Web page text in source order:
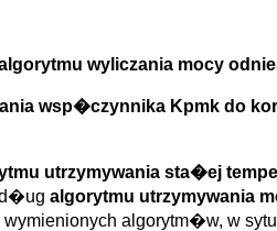
wyliczania mocy
wsp�czynnika Kpmk do
utrzymywania sta�ej
algorytmu utrzymywania
algorytm�w, w